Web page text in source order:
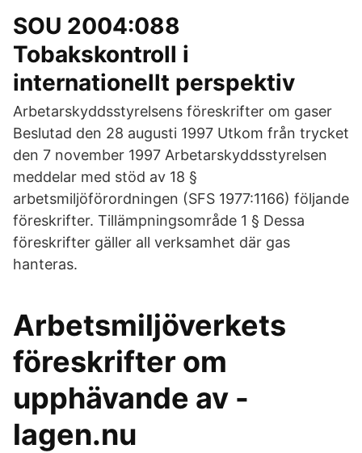
SOU 2004:088
Tobakskontroll i
internationellt perspektiv
Arbetarskyddsstyrelsens föreskrifter om gaser
Beslutad den 28 augusti 1997 Utkom från trycket
den 7 november 1997 Arbetarskyddsstyrelsen
meddelar med stöd av 18 §
arbetsmiljöförordningen (SFS 1977:1166) följande
föreskrifter. Tillämpningsområde 1 § Dessa
föreskrifter gäller all verksamhet där gas
hanteras.
Arbetsmiljöverkets
föreskrifter om
upphävande av -
lagen.nu